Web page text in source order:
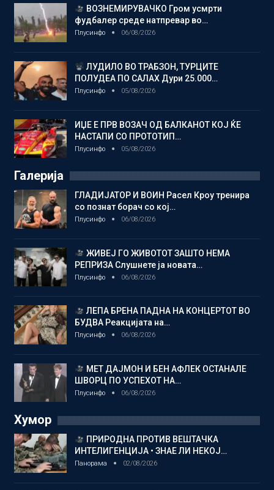
ВОЗНЕМИРУВАЧКО Гром усмрти
фудбалер среде натпревар во…
Плусинфо 06/08/2026
ЛУДИЛО ВО ТРАБЗОН, ТУРЦИТЕ
ПОЛУДЕА ПО САЛАХ Дури 25.000…
Плусинфо 05/08/2026
ИЏЕ Е ПРВ ВОЗАЧ ОД БАЛКАНОТ КОЈ ЌЕ
НАСТАПИ СО ПРОТОТИП…
Плусинфо 05/08/2026
Галерија
ГЛАДИЈАТОР И ВОИН Расел Кроу тренира
со познат борач со кој…
Плусинфо 06/08/2026
ЖИВЕЈ ГО ЖИВОТОТ ЗАШТО НЕМА
РЕПРИЗА Слушнете ја новата…
Плусинфо 06/08/2026
ЛЕПА БРЕНА ПАДНА НА КОНЦЕРТОТ ВО
БУДВА Реакцијата на…
Плусинфо 06/08/2026
МЕТ ДАЈМОН И БЕН АФЛЕК ОСТАНАЛЕ
ШВОРЦ ПО УСПЕХОТ НА…
Плусинфо 06/08/2026
Хумор
ПРИРОДНА ПРОТИВ ВЕШТАЧКА
ИНТЕЛИГЕНЦИЈА • ЗНАЕ ЛИ НЕКОЈ…
Панорама 02/08/2026